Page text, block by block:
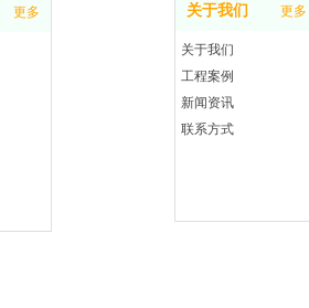
更多 关于我们 更多
关于我们
工程案例
新闻资讯
联系方式